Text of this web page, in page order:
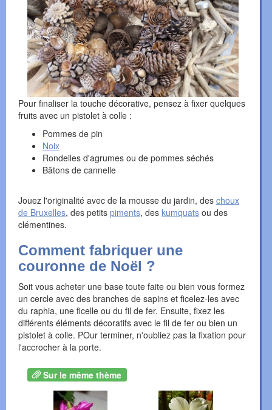
Pour finaliser la touche décorative, pensez à fixer quelques
fruits avec un pistolet à colle :
Pommes de pin
Noix
Rondelles d'agrumes ou de pommes séchés
Bâtons de cannelle
Jouez l'originalité avec de la mousse du jardin, des choux
de Bruxelles, des petits piments, des kumquats ou des
clémentines.
Comment fabriquer une
couronne de Noël ?
Soit vous acheter une base toute faite ou bien vous formez
un cercle avec des branches de sapins et ficelez-les avec
du raphia, une ficelle ou du fil de fer. Ensuite, fixez les
différents éléments décoratifs avec le fil de fer ou bien un
pistolet à colle. POur terminer, n'oubliez pas la fixation pour
l'accrocher à la porte.
Sur le même thème